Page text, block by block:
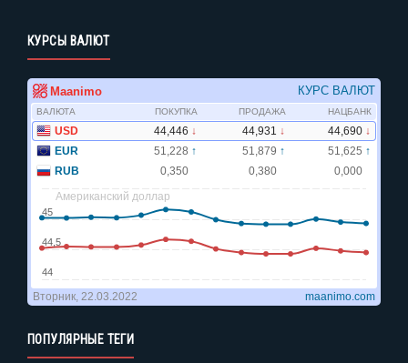
КУРСЫ ВАЛЮТ
ПОПУЛЯРНЫЕ ТЕГИ